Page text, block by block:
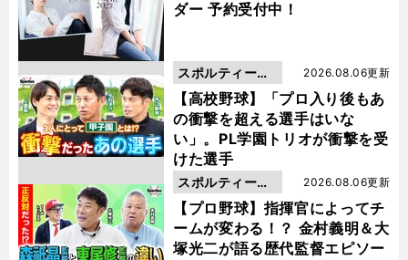
ダー 予約受付中！
【高校野球】「プロ入り後もあ
の衝撃を超える選手はいな
い」。PL学園トリオが衝撃を受
けた選手
2026.08.06更新
スポルティーバ
動画
【プロ野球】指揮官によってチ
ームが変わる！？ 金村義明＆大
塚光二が語る歴代監督エピソー
2026.08.06更新
スポルティーバ
動画